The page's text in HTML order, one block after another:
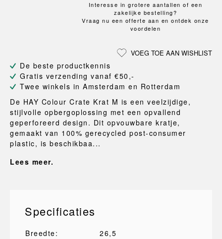
Interesse in grotere aantallen of een
zakelijke bestelling?
Vraag nu een offerte aan en ontdek onze
voordelen
VOEG TOE AAN WISHLIST
De beste productkennis
Gratis verzending vanaf €50,-
Twee winkels in Amsterdam en Rotterdam
De HAY Colour Crate Krat M is een veelzijdige,
stijlvolle opbergoplossing met een opvallend
geperforeerd design. Dit opvouwbare kratje,
gemaakt van 100% gerecycled post-consumer
plastic, is beschikbaa...
Lees meer.
Specificaties
Breedte:
26,5